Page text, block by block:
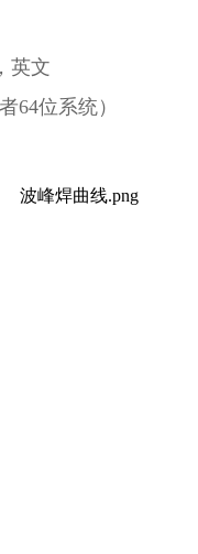
英文
64位系统）